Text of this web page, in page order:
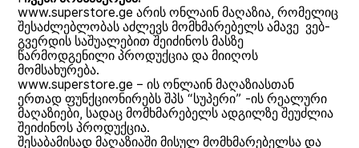
www.superstore.ge არის ონლაინ მაღაზია, რომელიც
შესაძლებლობას აძლევს მომხმარებელს ამავე ვებ-
გვერდის საშუალებით შეიძინოს მასზე
წარმოდგენილი პროდუქცია და მიიღოს
მომსახურება.
www.superstore.ge – ის ონლაინ მაღაზიასთან
ერთად ფუნქციონირებს შპს “სუპერი” -ის რეალური
მაღაზიები, სადაც მომხმარებელს ადგილზე შეუძლია
შეიძინოს პროდუქცია.
შესაბამისად მაღაზიაში მისულ მომხმარებელსა და